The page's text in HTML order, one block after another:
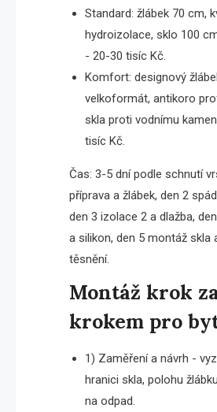
Standard: žlábek 70 cm,
hydroizolace, sklo 100
- 20-30 tisíc Kč.
Komfort: designový
velkoformát, antikoro
skla proti vodnímu
tisíc Kč.
Čas: 3-5 dní podle schnutí
příprava a žlábek, den 2
den 3 izolace 2 a dlažba,
a silikon, den 5 montáž skla
těsnění.
Montáž krok
krokem pro
1) Zaměření a návrh -
hranici skla, polohu
na odpad.